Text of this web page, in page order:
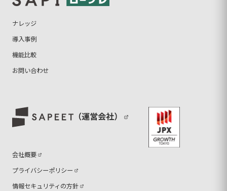
ナレッジ
導入事例
機能比較
お問い合わせ
会社概要
プライバシーポリシー
情報セキュリティの方針